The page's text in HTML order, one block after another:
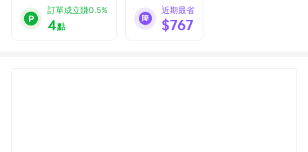
訂單成立賺0.5%
4點
近期最省
$767